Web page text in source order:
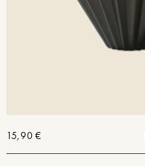
15,90€